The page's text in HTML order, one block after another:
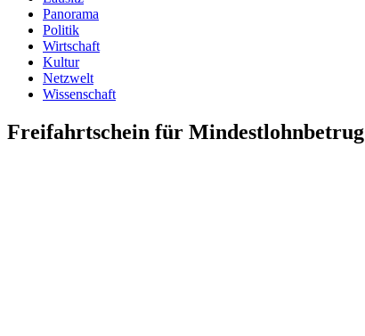
Panorama
Politik
Wirtschaft
Kultur
Netzwelt
Wissenschaft
Freifahrtschein für Mindestlohnbetrug